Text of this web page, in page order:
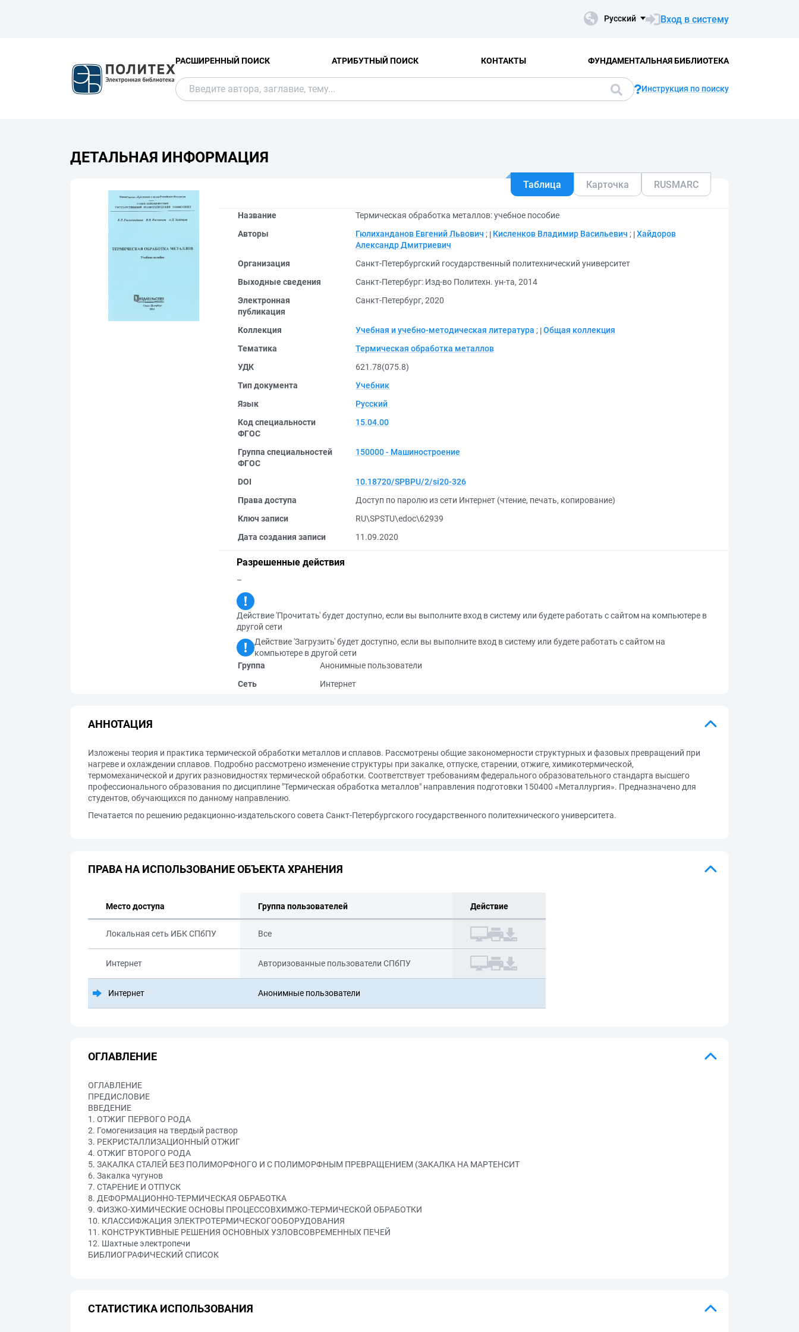
Русский Вход в систему
РАСШИРЕННЫЙ ПОИСК АТРИБУТНЫЙ ПОИСК КОНТАКТЫ ФУНДАМЕНТАЛЬНАЯ БИБЛИОТЕКА
Инструкция по поиску
ДЕТАЛЬНАЯ ИНФОРМАЦИЯ
Таблица Карточка RUSMARC
Название
Термическая обработка металлов: учебное пособие
Авторы
Гюлиханданов Евгений Львович ; Кисленков Владимир Васильевич ; Хайдоров
Александр Дмитриевич
Организация
Санкт-Петербургский государственный политехнический университет
Выходные сведения
Санкт-Петербург: Изд-во Политехн. ун-та, 2014
Электронная
публикация
Санкт-Петербург, 2020
Коллекция Учебная и учебно-методическая литература ; Общая коллекция
Тематика
Термическая обработка металлов
УДК
621.78(075.8)
Тип документа
Учебник
Язык
Русский
Код специальности
ФГОС
15.04.00
Группа специальностей
ФГОС
150000 - Машиностроение
DOI
10.18720/SPBPU/2/si20-326
Права доступа
Доступ по паролю из сети Интернет (чтение, печать, копирование)
Ключ записи
RU\SPSTU\edoc\62939
Дата создания записи
11.09.2020
Разрешенные действия
–
Действие 'Прочитать' будет доступно, если вы выполните вход в систему или будете работать с сайтом на компьютере в
другой сети
Действие 'Загрузить' будет доступно, если вы выполните вход в систему или будете работать с сайтом на
компьютере в другой сети
Группа
Анонимные пользователи
Сеть
Интернет
АННОТАЦИЯ
Изложены теория и практика термической обработки металлов и сплавов. Рассмотрены общие закономерности структурных и фазовых превращений при
нагреве и охлаждении сплавов. Подробно рассмотрено изменение структуры при закалке, отпуске, старении, отжиге, химикотермической,
термомеханической и других разновидностях термической обработки. Соответствует требованиям федерального образовательного стандарта высшего
профессионального образования по дисциплине "Термическая обработка металлов" направления подготовки 150400 «Металлургия». Предназначено для
студентов, обучающихся по данному направлению.
Печатается по решению редакционно-издательского совета Санкт-Петербургского государственного политехнического университета.
ПРАВА НА ИСПОЛЬЗОВАНИЕ ОБЪЕКТА ХРАНЕНИЯ
Место доступа Группа пользователей Действие
Локальная сеть ИБК СПбПУ Все
Интернет Авторизованные пользователи СПбПУ
Интернет Анонимные пользователи
ОГЛАВЛЕНИЕ
ОГЛАВЛЕНИЕ
ПРЕДИСЛОВИЕ
ВВЕДЕНИЕ
1. ОТЖИГ ПЕРВОГО РОДА
2. Гомогенизация на твердый раствор
3. РЕКРИСТАЛЛИЗАЦИОННЫЙ ОТЖИГ
4. ОТЖИГ ВТОРОГО РОДА
5. ЗАКАЛКА СТАЛЕЙ БЕЗ ПОЛИМОРФНОГО И С ПОЛИМОРФНЫМ ПРЕВРАЩЕНИЕМ (ЗАКАЛКА НА МАРТЕНСИТ
6. Закалка чугунов
7. СТАРЕНИЕ И ОТПУСК
8. ДЕФОРМАЦИОННО-ТЕРМИЧЕСКАЯ ОБРАБОТКА
9. ФИЗЖО-ХИМИЧЕСКИЕ ОСНОВЫ ПРОЦЕССОВХИМЖО-ТЕРМИЧЕСКОЙ ОБРАБОТКИ
10. КЛАССИФЖАЦИЯ ЭЛЕКТРОТЕРМИЧЕСКОГООБОРУДОВАНИЯ
11. КОНСТРУКТИВНЫЕ РЕШЕНИЯ ОСНОВНЫХ УЗЛОВСОВРЕМЕННЫХ ПЕЧЕЙ
12. Шахтные электропечи
БИБЛИОГРАФИЧЕСКИЙ СПИСОК
СТАТИСТИКА ИСПОЛЬЗОВАНИЯ